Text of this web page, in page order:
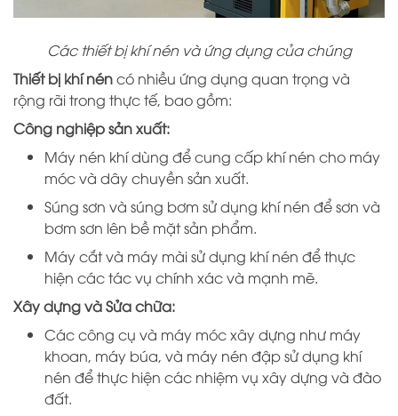
Các thiết bị khí nén và ứng dụng của chúng
Thiết bị khí néncó nhiều ứng dụng quan trọng và
rộng rãi trong thực tế, bao gồm:
Công nghiệp sản xuất:
Máy nén khí dùng để cung cấp khí nén cho máy
móc và dây chuyền sản xuất.
Súng sơn và súng bơm sử dụng khí nén để sơn và
bơm sơn lên bề mặt sản phẩm.
Máy cắt và máy mài sử dụng khí nén để thực
hiện các tác vụ chính xác và mạnh mẽ.
Xây dựng và Sửa chữa:
Các công cụ và máy móc xây dựng như máy
khoan, máy búa, và máy nén đập sử dụng khí
nén để thực hiện các nhiệm vụ xây dựng và đào
đất.